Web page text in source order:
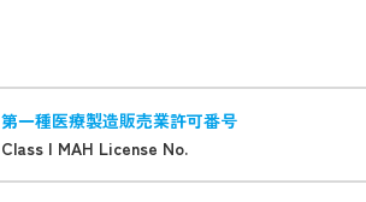
第一種医療製造販売業許可番号
Class I MAH License No.